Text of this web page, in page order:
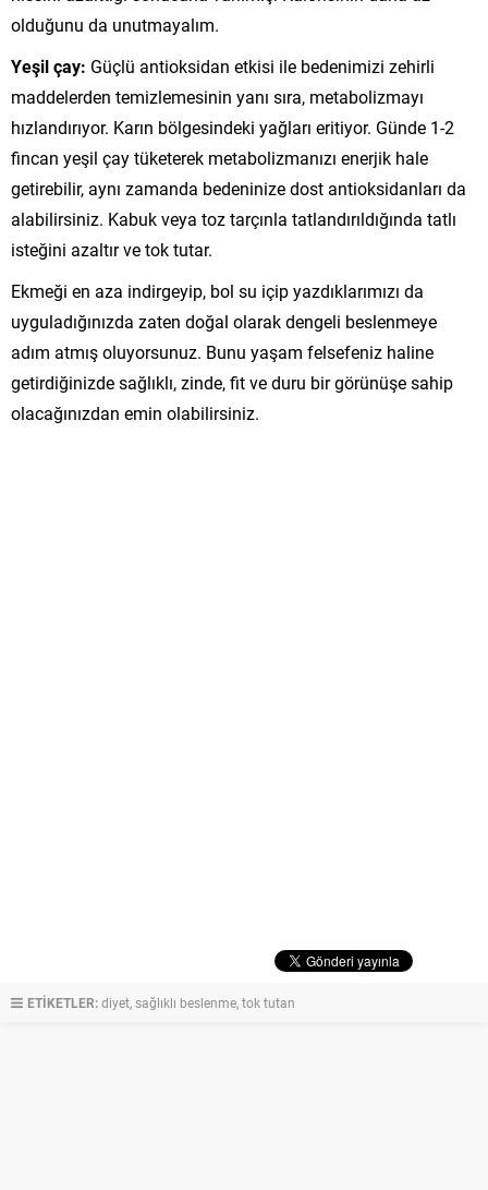
olduğunu da unutmayalım.
Yeşil çay: Güçlü antioksidan etkisi ile bedenimizi zehirli
maddelerden temizlemesinin yanı sıra, metabolizmayı
hızlandırıyor. Karın bölgesindeki yağları eritiyor. Günde 1-2
fincan yeşil çay tüketerek metabolizmanızı enerjik hale
getirebilir, aynı zamanda bedeninize dost antioksidanları da
alabilirsiniz. Kabuk veya toz tarçınla tatlandırıldığında tatlı
isteğini azaltır ve tok tutar.
Ekmeği en aza indirgeyip, bol su içip yazdıklarımızı da
uyguladığınızda zaten doğal olarak dengeli beslenmeye
adım atmış oluyorsunuz. Bunu yaşam felsefeniz haline
getirdiğinizde sağlıklı, zinde, fit ve duru bir görünüşe sahip
olacağınızdan emin olabilirsiniz.
ETİKETLER:diyet,sağlıklı beslenme,tok tutan